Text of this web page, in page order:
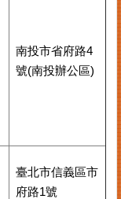
南投市省府路4
號(南投辦公區)
臺北市信義區市
府路1號